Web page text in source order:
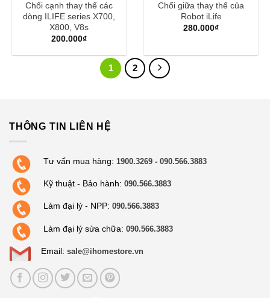
Chổi cạnh thay thế các
dòng ILIFE series X700,
X800, V8s
200.000₫
Chổi giữa thay thế của
Robot iLife
280.000₫
1 2
THÔNG TIN LIÊN HỆ
Tư vấn mua hàng: 1900.3269 -090.566.3883
Kỹ thuật - Bảo hành: 090.566.3883
Làm đại lý - NPP: 090.566.3883
Làm đại lý sửa chữa: 090.566.3883
Email: sale@ihomestore.vn